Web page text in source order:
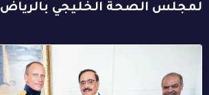
لمجلس الصحة الخليجي بالرياض